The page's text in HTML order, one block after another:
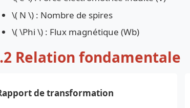
\( N \) : Nombre de spires
\( \Phi \) : Flux magnétique (Wb)
Relation fondamentale
de transformation